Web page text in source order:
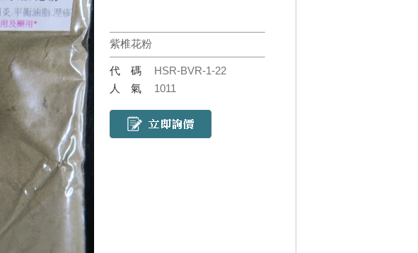
紫椎花粉
代碼
HSR-BVR-1-22
人氣
1011